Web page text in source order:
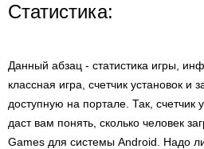
Статистика:
Данный абзац - статистика игры,
классная игра, счетчик установок и
доступную на портале. Так, счетчик
даст вам понять, сколько человек
Games для системы Android. Надо